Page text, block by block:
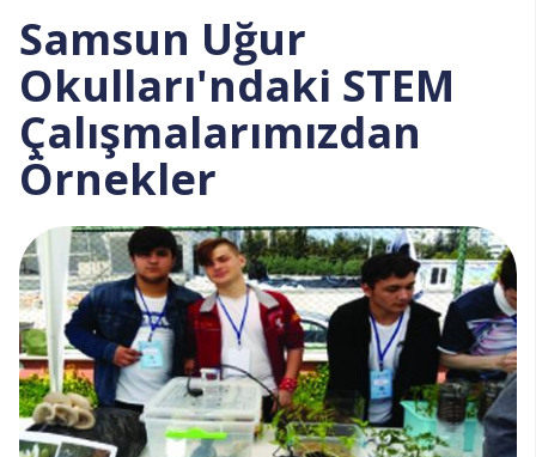
Samsun Uğur
Okulları'ndaki STEM
Çalışmalarımızdan
Örnekler